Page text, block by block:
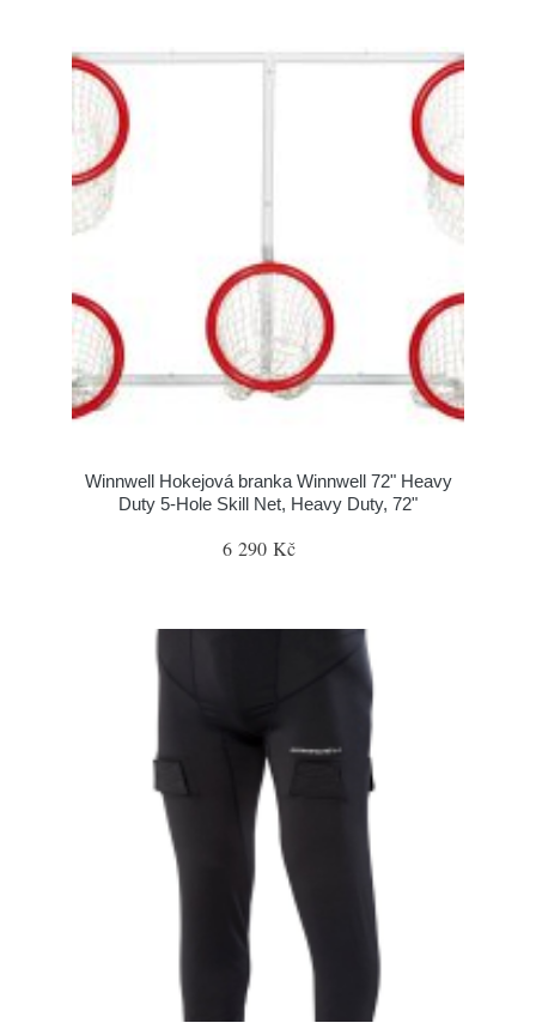
Winnwell Hokejová branka Winnwell 72" Heavy
Duty 5-Hole Skill Net, Heavy Duty, 72"
6 290 Kč